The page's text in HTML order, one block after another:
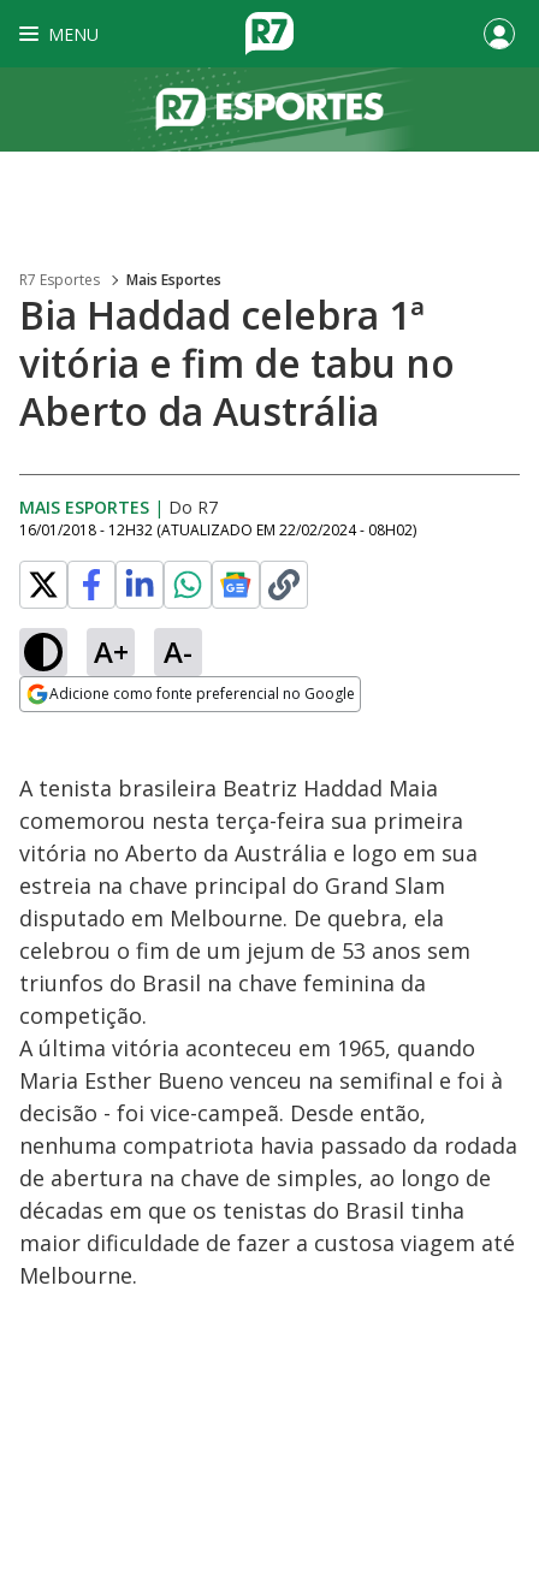
MENU
R7 Esportes Mais Esportes
Bia Haddad celebra 1ª
vitória e fim de tabu no
Aberto da Austrália
MAIS ESPORTES | Do R7
16/01/2018 - 12H32 (ATUALIZADO EM 22/02/2024 - 08H02)
A+ A-
Adicione como fonte preferencial no Google
A tenista brasileira Beatriz Haddad Maia
comemorou nesta terça-feira sua primeira
vitória no Aberto da Austrália e logo em sua
estreia na chave principal do Grand Slam
disputado em Melbourne. De quebra, ela
celebrou o fim de um jejum de 53 anos sem
triunfos do Brasil na chave feminina da
competição.
A última vitória aconteceu em 1965, quando
Maria Esther Bueno venceu na semifinal e foi à
decisão - foi vice-campeã. Desde então,
nenhuma compatriota havia passado da rodada
de abertura na chave de simples, ao longo de
décadas em que os tenistas do Brasil tinha
maior dificuldade de fazer a custosa viagem até
Melbourne.